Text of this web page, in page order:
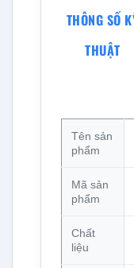
THÔNG SỐ
THUẬT
Tên sản
phẩm
Mã sản
phẩm
Chất
liệu